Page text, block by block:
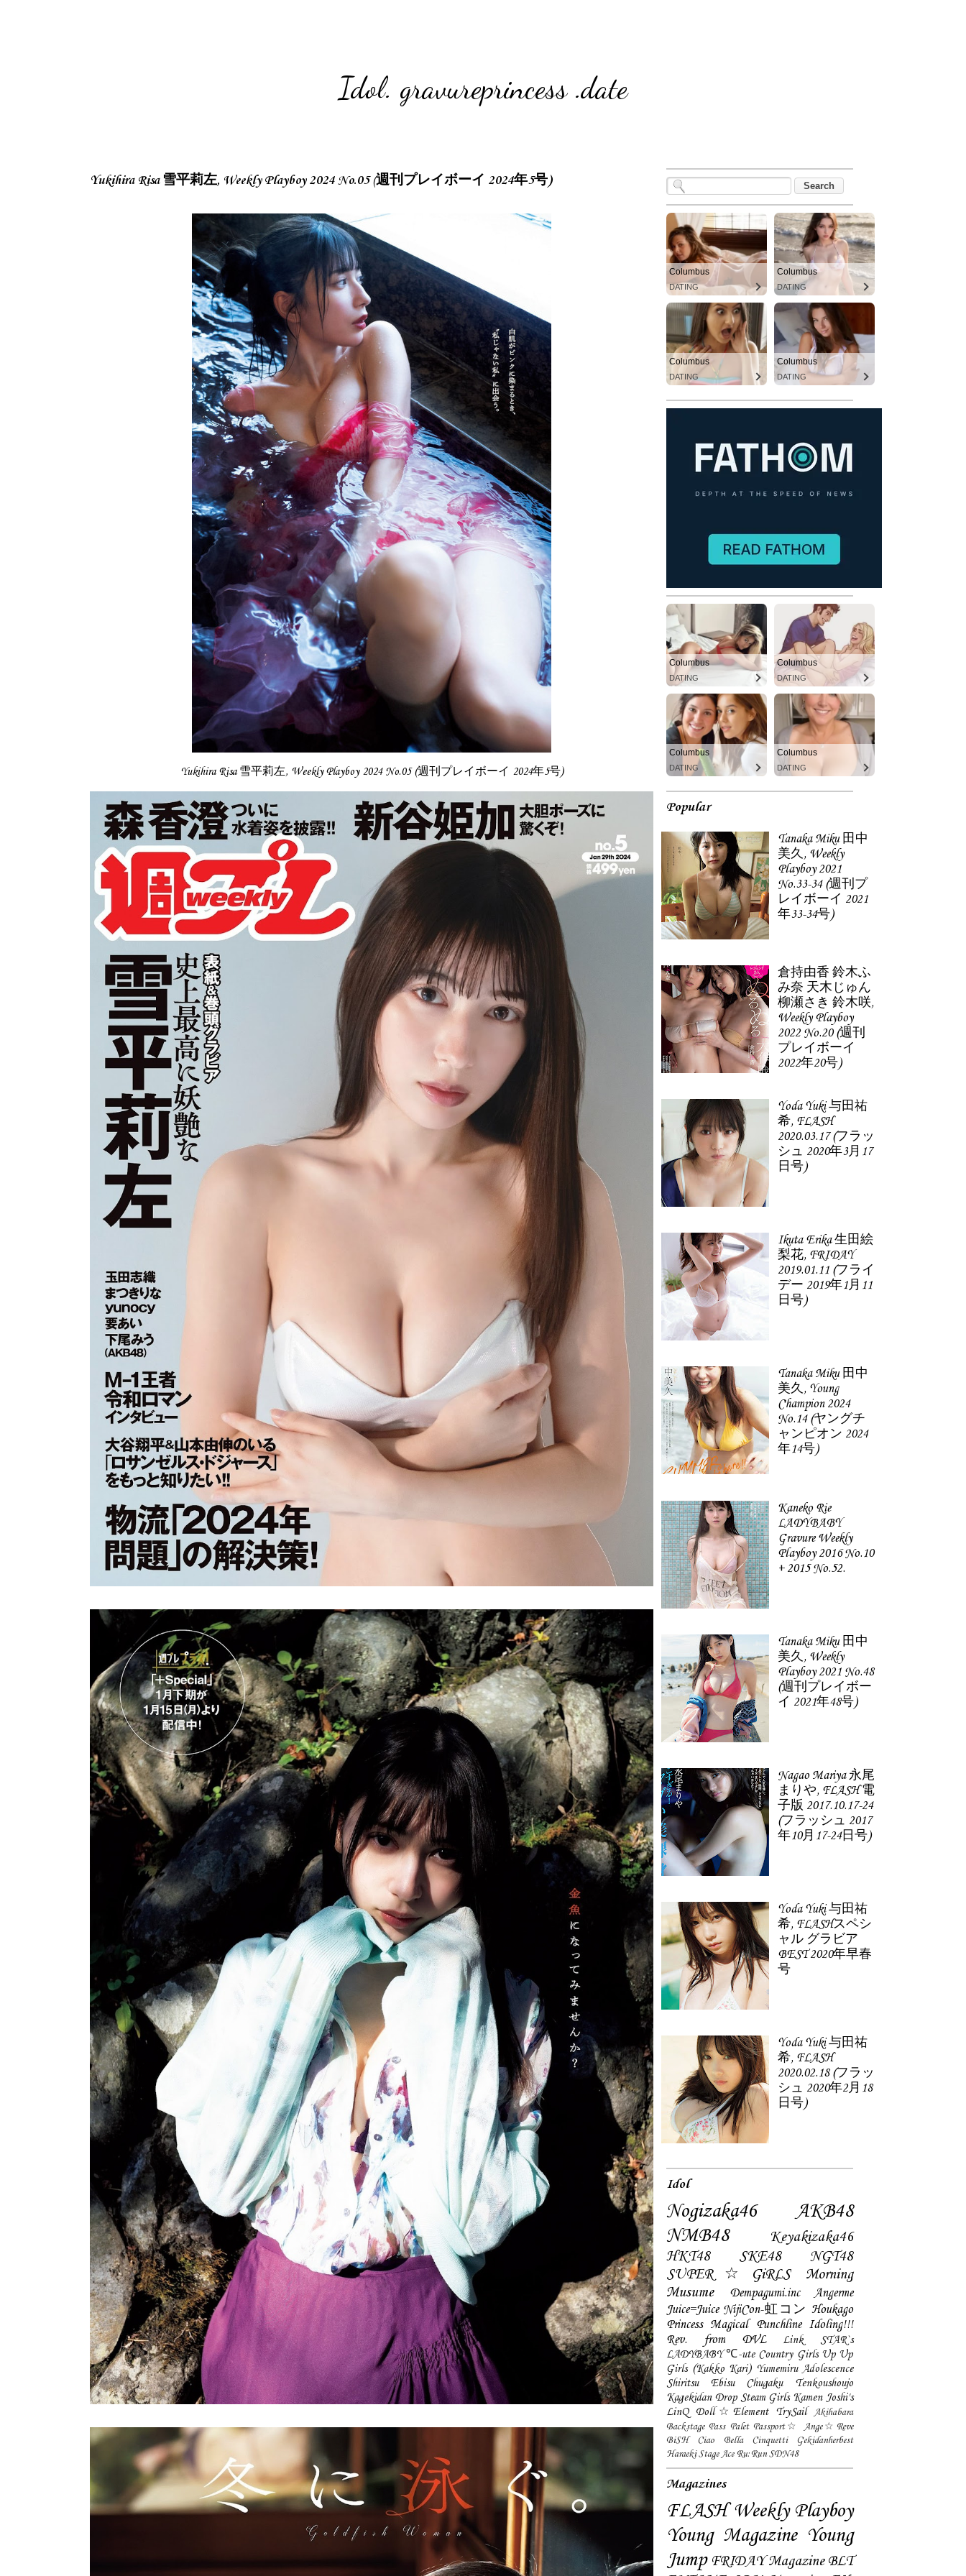
Idol. gravureprincess .date
Yukihira Risa 雪平莉左, Weekly Playboy 2024 No.05 (週刊プレイボーイ 2024年5号)
Yukihira Risa 雪平莉左, Weekly Playboy 2024 No.05 (週刊プレイボーイ 2024年5号)
Columbus
DATING
Columbus
DATING
Columbus
DATING
Columbus
DATING
Columbus
DATING
Columbus
DATING
Columbus
DATING
Columbus
DATING
Popular
Tanaka Miku 田中
美久, Weekly
Playboy 2021
No.33-34 (週刊プ
レイボーイ 2021
年33-34号)
倉持由香 鈴木ふ
み奈 天木じゅん
柳瀬さき 鈴木咲,
Weekly Playboy
2022 No.20 (週刊
プレイボーイ
2022年20号)
Yoda Yuki 与田祐
希, FLASH
2020.03.17 (フラッ
シュ 2020年3月17
日号)
Ikuta Erika 生田絵
梨花, FRIDAY
2019.01.11 (フライ
デー 2019年1月11
日号)
Tanaka Miku 田中
美久, Young
Champion 2024
No.14 (ヤングチ
ャンピオン 2024
年14号)
Kaneko Rie
LADYBABY
Gravure Weekly
Playboy 2016 No.10
+ 2015 No.52.
Tanaka Miku 田中
美久, Weekly
Playboy 2021 No.48
(週刊プレイボー
イ 2021年48号)
Nagao Mariya 永尾
まりや, FLASH 電
子版 2017.10.17-24
(フラッシュ 2017
年10月17-24日号)
Yoda Yuki 与田祐
希, FLASHスペシ
ャル グラビア
BEST 2020年早春
号
Yoda Yuki 与田祐
希, FLASH
2020.02.18 (フラッ
シュ 2020年2月18
日号)
Idol
Nogizaka46
AKB48
NMB48
Keyakizaka46
HKT48
SKE48
NGT48
SUPER☆GiRLS
Morning
Musume
Dempagumi.inc
Angerme
Juice=Juice NijiCon-虹コン Houkago
Princess Magical Punchline Idoling!!!
Rev. from DVL
Link STAR`s
LADYBABY ℃-ute Country Girls Up Up
Girls (Kakko Kari) Yumemiru Adolescence
Shiritsu Ebisu Chugaku
Tenkoushoujo
Kagekidan Drop Steam Girls Kamen Joshi's
LinQ Doll☆Element TrySail
Akihabara
Backstage Pass Palet Passport☆
Ange☆Reve
BiSH
Ciao Bella Cinquetti
Gekidanherbest
Haraeki Stage Ace Ru:Run SDN48
Magazines
FLASH Weekly Playboy
Young Magazine Young
Jump FRIDAY Magazine BLT